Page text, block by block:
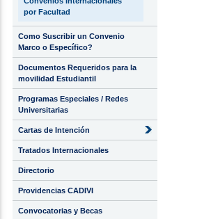
por Facultad
Como Suscribir un Convenio
Marco o Específico?
Documentos Requeridos para la
movilidad Estudiantil
Programas Especiales / Redes
Universitarias
Cartas de Intención
Tratados Internacionales
Directorio
Providencias CADIVI
Convocatorias y Becas